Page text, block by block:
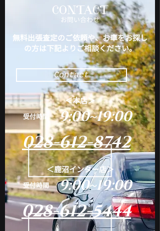
CONTACT
​お問い合わせ
無料出張査定のご依頼や、お車をお探し
の方は下記よりご相談ください。
Contact
​受付時間 9:00~19:00
028-612-8742
＜本店＞
＜鹿沼インター店＞
​受付時間 9:00~19:00
028-612-5444